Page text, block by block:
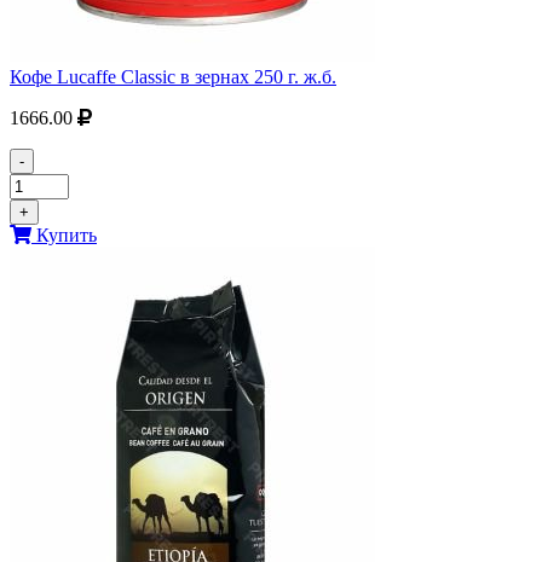
Кофе Lucaffe Classic в зернах 250 г. ж.б.
1666.00
-
+
Купить